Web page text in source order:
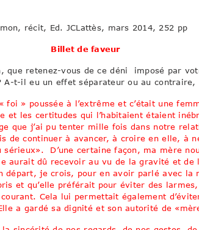
récit, Ed. JCLattès, mars 2014, 252 pp
Billet de faveur
que retenez-vous de ce déni imposé par
A-t-il eu un effet séparateur ou au contraire,
foi » poussée à l’extrême et c’était une
et les certitudes qui l’habitaient étaient
que j’ai pu tenter mille fois dans notre
de continuer à avancer, à croire en elle, à
D’une certaine façon, ma mère
aurait dû recevoir au vu de la gravité et de
départ, je crois, pour en avoir parlé avec la
et qu’elle préférait pour éviter des
Cela lui permettait également
a gardé sa dignité et son autorité de